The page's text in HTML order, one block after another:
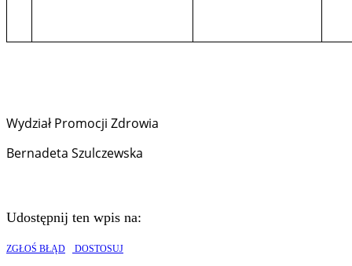
Wydział Promocji Zdrowia
Bernadeta Szulczewska
Udostępnij ten wpis na:
ZGŁOŚ BŁĄD DOSTOSUJ